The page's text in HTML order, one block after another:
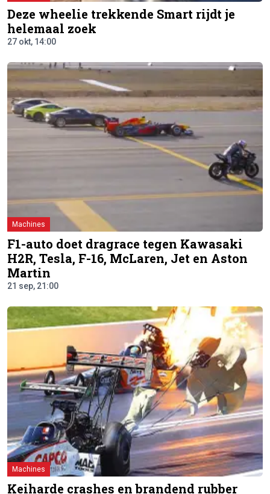
Deze wheelie trekkende Smart rijdt je
helemaal zoek
27 okt, 14:00
Machines
F1-auto doet dragrace tegen Kawasaki
H2R, Tesla, F-16, McLaren, Jet en Aston
Martin
21 sep, 21:00
Machines
Keiharde crashes en brandend rubber